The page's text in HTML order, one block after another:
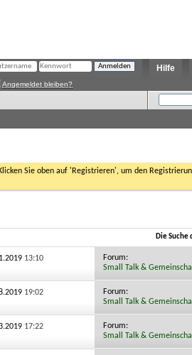
Hilfe
Angemeldet bleiben?
Sie oben auf 'Registrieren', um den
Die Suche
13:10
Forum:
Small Talk &
19:02
Forum:
Small Talk &
17:22
Forum:
Small Talk &